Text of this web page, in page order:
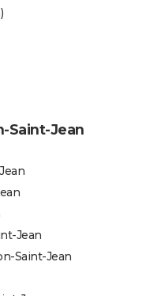
Saint-Jean
Jean
Saint-Jean